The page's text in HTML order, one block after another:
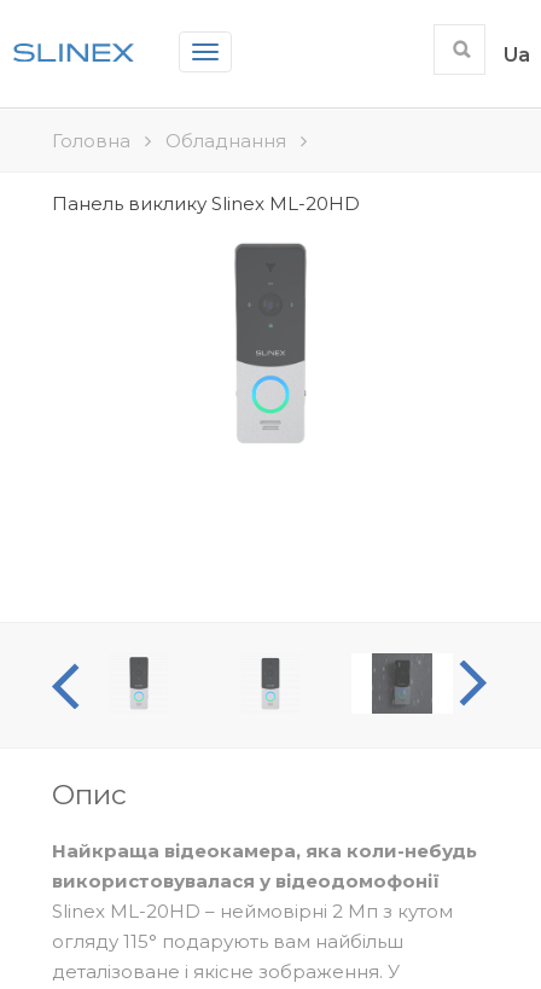
Toggle
navigation
Ua
Головна Обладнання
Панель виклику Slinex ML-20HD
Опис
Найкраща відеокамера, яка коли-небудь
використовувалася у відеодомофонії
Slinex ML-20HD – неймовірні 2 Мп з кутом
огляду 115° подарують вам найбільш
деталізоване і якісне зображення. У